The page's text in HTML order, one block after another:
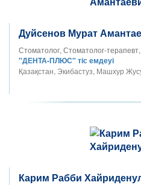
Дуйсенов Мурат
Стоматолог, Стоматолог-
"ДЕНТА-ПЛЮС" тіс емдеуі
Қазақстан, Экибастуз, Машхур
Карим Рабби